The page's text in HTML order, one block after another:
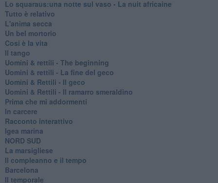
Lo squaraus:una notte sul vaso - La nuit africaine
Tutto è relativo
L'anima secca
Un bel mortorio
Cosi è la vita
Il tango
​Uomini & rettili - The beginning
​Uomini & rettili - La fine del geco
Uomini & Rettili - Il geco
Uomini & Rettili - Il ramarro smeraldino
Prima che mi addormenti
In carcere
Racconto interattivo
Igea marina
​NORD SUD
La marsigliese
Il compleanno e il tempo
Barcelona
Il temporale